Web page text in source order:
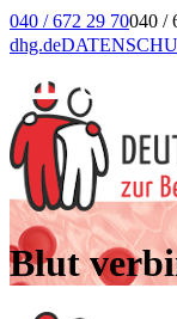
040 / 672 29 70040 /
dhg.de
Blut